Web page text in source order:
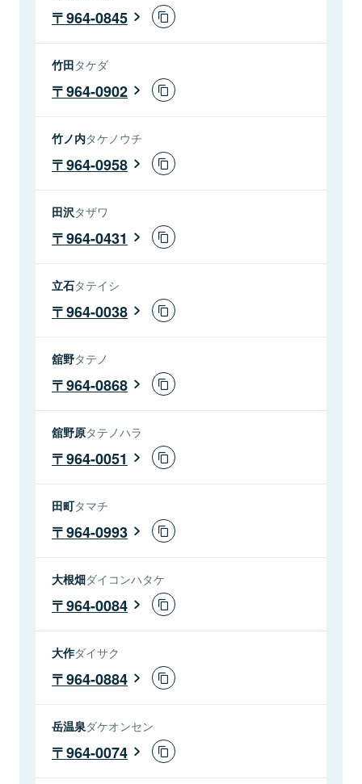
964-0845
竹田タケダ
964-0902
竹ノ内タケノウチ
964-0958
田沢タザワ
964-0431
立石タテイシ
964-0038
舘野タテノ
964-0868
舘野原タテノハラ
964-0051
田町タマチ
964-0993
大根畑ダイコンハタケ
964-0084
大作ダイサク
964-0884
岳温泉ダケオンセン
964-0074